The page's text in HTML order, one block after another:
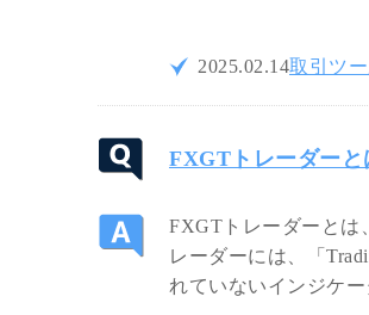
2025.02.14取引ツ
FXGTトレーダーと
FXGTトレーダーとは
レーダーには、「
れていないインジケ